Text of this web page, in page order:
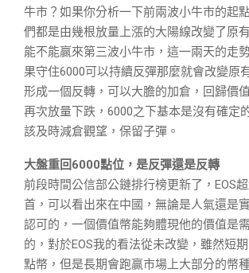
牛市？如果你分析一下前兩波小牛市的起
們都是由幾根放量上漲的大陽線改變了原
能不能贏來第三波小牛市，這一兩天的走
果守住6000可以持續反彈那麼就會改變原
形成一個反轉，可以大膽的加倉，回歸價
再次放量下跌，6000之下基本是沒有確定
該及時減倉觀望，保留子彈。
大盤重回6000點位，是反彈還是反轉
前段時間公信部公鏈排行榜更新了，EOS
首，可以看出來在中國，無論是人氣還是
認可的，一個價值幣能夠體現他的價值是
的，對於EOS我的看法從未改變，雖然短
點幣，但是長期會跑贏市場上大部分的幣